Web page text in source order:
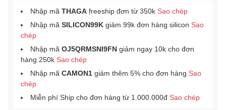
Nhập mã THAGA freeship đơn từ 350k Sao chép
Nhập mã SILICON99K giảm 99k đơn hàng silicon Sao
chép
Nhập mã OJ5QRMSNI9FN giảm ngay 10k cho đơn
hàng 250k Sao chép
Nhập mã CAMON1 giảm thêm 5% cho đơn hàng Sao
chép
Miễn phí Ship cho đơn hàng từ 1.000.000đ Sao chép